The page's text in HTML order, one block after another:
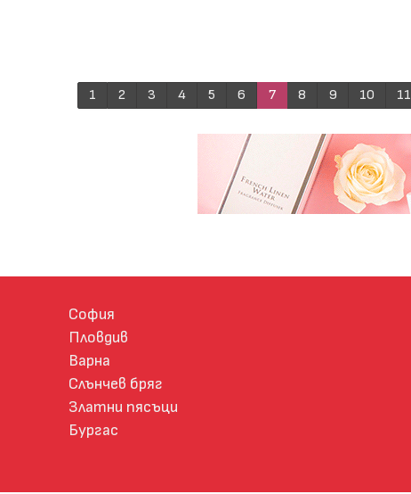
1 2 3 4 5 6 7 8 9 10 11
София
Пловдив
Варна
Слънчев бряг
Златни пясъци
Бургас